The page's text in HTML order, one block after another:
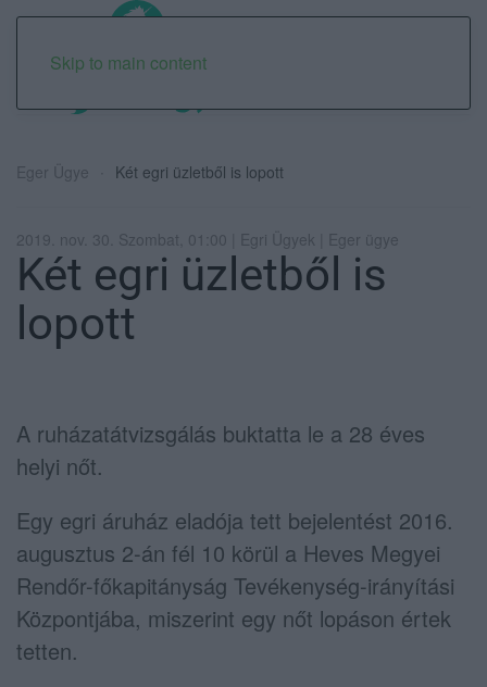
Skip to main content
Eger Ügye Két egri üzletből is lopott
2019. nov. 30. Szombat, 01:00 | Egri Ügyek | Eger ügye
Két egri üzletből is
lopott
A ruházatátvizsgálás buktatta le a 28 éves
helyi nőt.
Egy egri áruház eladója tett bejelentést 2016.
augusztus 2-án fél 10 körül a Heves Megyei
Rendőr-főkapitányság Tevékenység-irányítási
Központjába, miszerint egy nőt lopáson értek
tetten.